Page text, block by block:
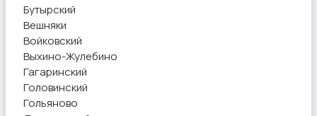
Бутырский
Вешняки
Войковский
Выхино-Жулебино
Гагаринский
Головинский
Гольяново